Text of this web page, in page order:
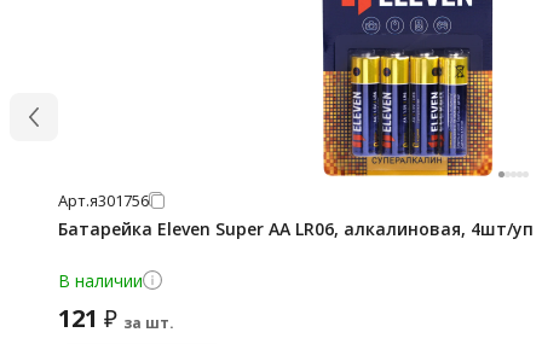
Арт.я301756
Батарейка Eleven Super AA LR06, алкалиновая, 4шт/уп
В наличии
121 ₽ за шт.